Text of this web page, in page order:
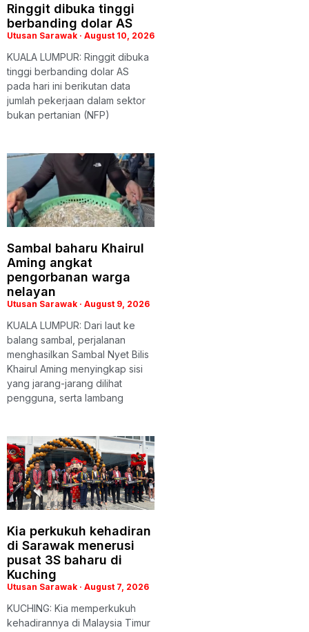
Ringgit dibuka tinggi
berbanding dolar AS
Utusan Sarawak August 10, 2026
KUALA LUMPUR: Ringgit dibuka
tinggi berbanding dolar AS
pada hari ini berikutan data
jumlah pekerjaan dalam sektor
bukan pertanian (NFP)
Sambal baharu Khairul
Aming angkat
pengorbanan warga
nelayan
Utusan Sarawak August 9, 2026
KUALA LUMPUR: Dari laut ke
balang sambal, perjalanan
menghasilkan Sambal Nyet Bilis
Khairul Aming menyingkap sisi
yang jarang-jarang dilihat
pengguna, serta lambang
Kia perkukuh kehadiran
di Sarawak menerusi
pusat 3S baharu di
Kuching
Utusan Sarawak August 7, 2026
KUCHING: Kia memperkukuh
kehadirannya di Malaysia Timur